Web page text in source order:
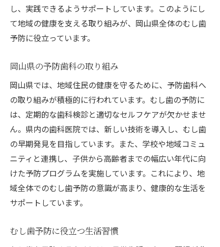
し、実践できるようサポートしています。このようにし
て地域の健康を支える取り組みが、岡山県全体のむし歯
予防に役立っています。
岡山県の予防歯科の取り組み
岡山県では、地域住民の健康を守るために、予防歯科へ
の取り組みが積極的に行われています。むし歯の予防に
は、定期的な歯科検診と適切なセルフケアが欠かせませ
ん。県内の歯科医院では、新しい技術を導入し、むし歯
の早期発見を目指しています。また、学校や地域コミュ
ニティと連携し、子供から高齢者までの幅広い年代に向
けた予防プログラムを実施しています。これにより、地
域全体でのむし歯予防の意識が高まり、健康的な生活を
サポートしています。
むし歯予防に役立つ生活習慣